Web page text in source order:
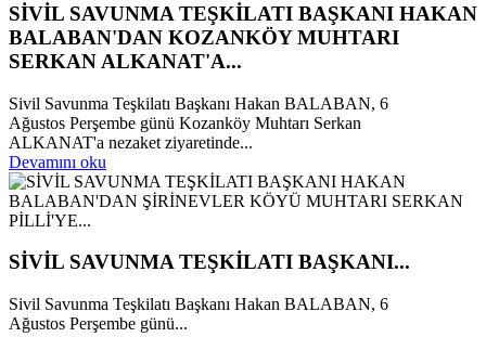
SİVİL SAVUNMA TEŞKİLATI BAŞKANI HAKAN
BALABAN'DAN KOZANKÖY MUHTARI
SERKAN ALKANAT'A...
Sivil Savunma Teşkilatı Başkanı Hakan BALABAN, 6
Ağustos Perşembe günü Kozanköy Muhtarı Serkan
ALKANAT'a nezaket ziyaretinde...
Devamını oku
SİVİL SAVUNMA TEŞKİLATI BAŞKANI...
Sivil Savunma Teşkilatı Başkanı Hakan BALABAN, 6
Ağustos Perşembe günü...